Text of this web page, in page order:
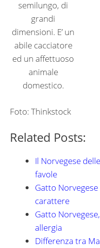
semilungo, di
grandi
dimensioni. E’ un
abile cacciatore
ed un affettuoso
animale
domestico.
Foto: Thinkstock
Related Posts:
Il Norvegese
favole
Gatto
carattere
Gatto
allergia
Differenza tra